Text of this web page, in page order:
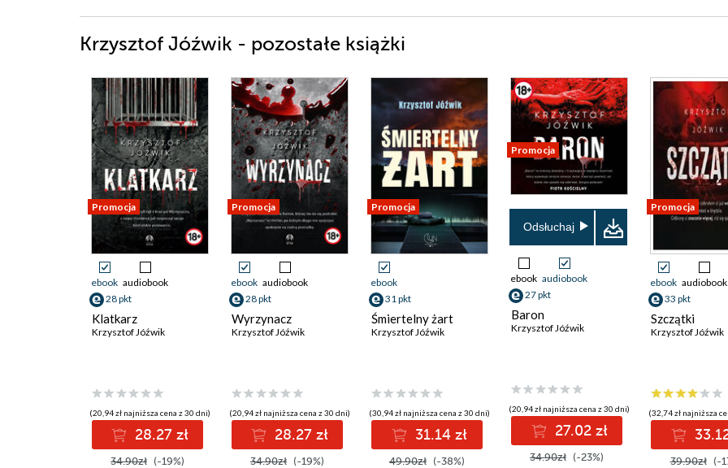
Krzysztof Jóźwik - pozostałe książki
Promocja
ebook audiobook
28 pkt
Klatkarz
Krzysztof Jóźwik
(20,94 zł najniższa cena z 30 dni)
28.27 zł
34.90zł (-19%)
Promocja
ebook audiobook
28 pkt
Wyrzynacz
Krzysztof Jóźwik
(20,94 zł najniższa cena z 30 dni)
28.27 zł
34.90zł (-19%)
Promocja
ebook
31 pkt
Śmiertelny żart
Krzysztof Jóźwik
(30,94 zł najniższa cena z 30 dni)
31.14 zł
49.90zł (-38%)
Promocja
Odsłuchaj
ebook audiobook
27 pkt
Baron
Krzysztof Jóźwik
(20,94 zł najniższa cena z 30 dni)
27.02 zł
34.90zł (-23%)
Promocja
ebook audiobook
33 pkt
Szczątki
Krzysztof Jóźwik
(32,74 zł najniższa
39.90zł (-